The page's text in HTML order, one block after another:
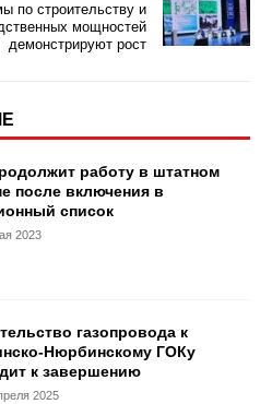
по строительству и
мощностей
демонстрируют рост
работу в штатном
после включения в
список
2023
газопровода к
Нюрбинскому ГОКу
к завершению
2025